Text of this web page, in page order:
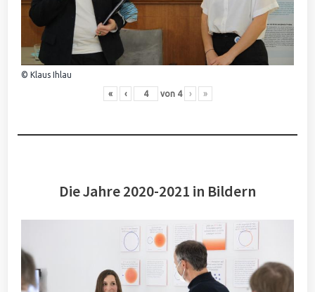
© Klaus Ihlau
« ‹ von 4 › »
Die Jahre 2020-2021 in Bildern